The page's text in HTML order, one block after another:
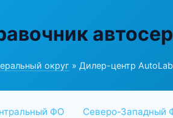
округ » Дилер-центр
ФО Северо-Западный